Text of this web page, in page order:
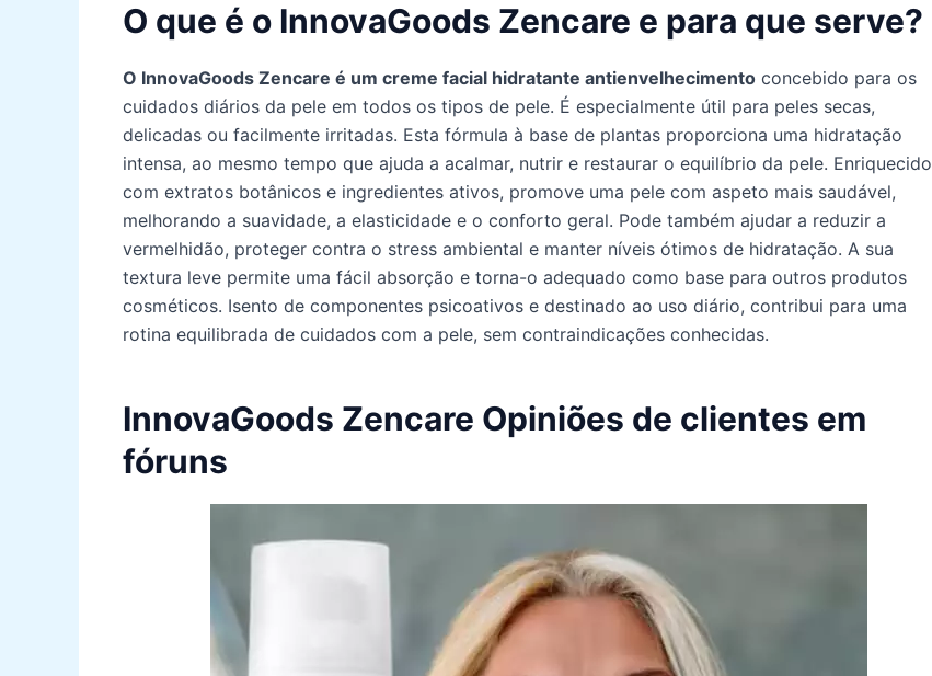
O que é o InnovaGoods Zencare e para que serve?
O InnovaGoods Zencare é um creme facial hidratante antienvelhecimento concebido para os
cuidados diários da pele em todos os tipos de pele. É especialmente útil para peles secas,
delicadas ou facilmente irritadas. Esta fórmula à base de plantas proporciona uma hidratação
intensa, ao mesmo tempo que ajuda a acalmar, nutrir e restaurar o equilíbrio da pele. Enriquecido
com extratos botânicos e ingredientes ativos, promove uma pele com aspeto mais saudável,
melhorando a suavidade, a elasticidade e o conforto geral. Pode também ajudar a reduzir a
vermelhidão, proteger contra o stress ambiental e manter níveis ótimos de hidratação. A sua
textura leve permite uma fácil absorção e torna-o adequado como base para outros produtos
cosméticos. Isento de componentes psicoativos e destinado ao uso diário, contribui para uma
rotina equilibrada de cuidados com a pele, sem contraindicações conhecidas.
InnovaGoods Zencare Opiniões de clientes em
fóruns